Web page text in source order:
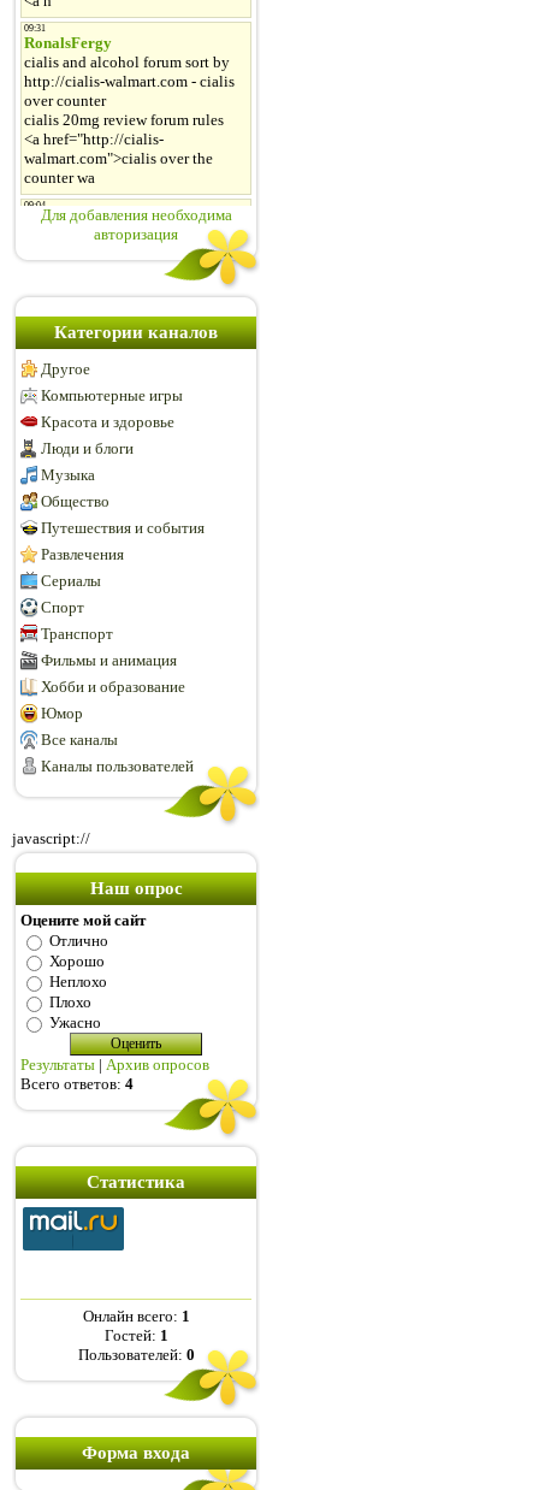
Для добавления необходима
авторизация
Категории каналов
Другое
Компьютерные игры
Красота и здоровье
Люди и блоги
Музыка
Общество
Путешествия и события
Развлечения
Сериалы
Спорт
Транспорт
Фильмы и анимация
Хобби и образование
Юмор
Все каналы
Каналы пользователей
javascript://
Наш опрос
Оцените мой сайт
Отлично
Хорошо
Неплохо
Плохо
Ужасно
Результаты | Архив опросов
Всего ответов: 4
Статистика
Онлайн всего: 1
Гостей: 1
Пользователей: 0
Форма входа